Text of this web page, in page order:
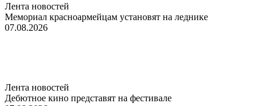
Лента новостей
Мемориал красноармейцам установят на леднике
07.08.2026
Лента новостей
Дебютное кино представят на фестивале